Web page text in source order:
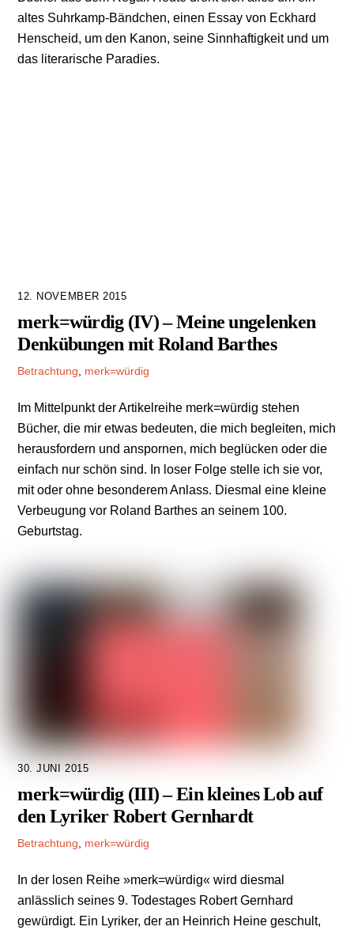
altes Suhrkamp-Bändchen, einen Essay von Eckhard
Henscheid, um den Kanon, seine Sinnhaftigkeit und um
das literarische Paradies.
12. NOVEMBER 2015
merk=würdig (IV) – Meine ungelenken
Denkübungen mit Roland Barthes
Betrachtung, merk=würdig
Im Mittelpunkt der Artikelreihe merk=würdig stehen
Bücher, die mir etwas bedeuten, die mich begleiten, mich
herausfordern und anspornen, mich beglücken oder die
einfach nur schön sind. In loser Folge stelle ich sie vor,
mit oder ohne besonderem Anlass. Diesmal eine kleine
Verbeugung vor Roland Barthes an seinem 100.
Geburtstag.
30. JUNI 2015
merk=würdig (III) – Ein kleines Lob auf
den Lyriker Robert Gernhardt
Betrachtung, merk=würdig
In der losen Reihe »merk=würdig« wird diesmal
anlässlich seines 9. Todestages Robert Gernhard
gewürdigt. Ein Lyriker, der an Heinrich Heine geschult,